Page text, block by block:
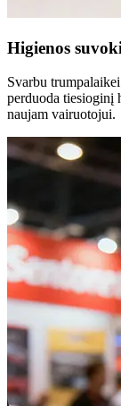
Higienos
Svarbu
perduoda tiesioginį
naujam vairuotojui.